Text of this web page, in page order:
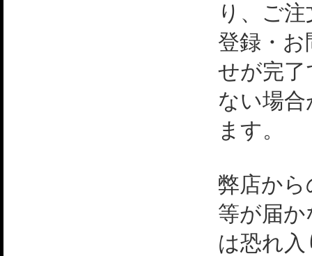
り、ご
登録・
せが完
ない場
ます。
弊店か
等が届
は恐れ